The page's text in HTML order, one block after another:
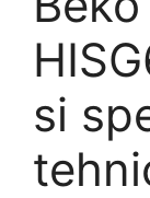
si